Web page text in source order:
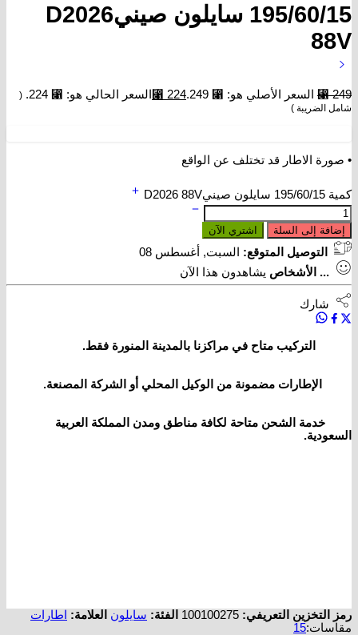
195/60/15 سايلون صينيD2026
88V
⃁249 السعر الأصلي هو: ⃁ 249. ⃁ 224 السعر الحالي هو: ⃁ 224.
(
شامل الضريبة )
• صورة الاطار قد تختلف عن الواقع
كمية 195/60/15 سايلون صينيD2026 88V
إضافة إلى السلة اشتري الآن
التوصيل المتوقع:
السبت, أغسطس 08
...
الأشخاص يشاهدون هذا الآن
شارك
التركيب متاح في مراكزنا بالمدينة المنورة فقط.
الإطارات مضمونة من الوكيل المحلي أو الشركة المصنعة.
خدمة الشحن متاحة لكافة مناطق ومدن المملكة العربية
السعودية.
رمز التخزين التعريفي: 100100275 الفئة: سايلون العلامة: اطارات
مقاسات:15